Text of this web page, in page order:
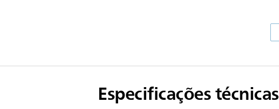
Especificações técnicas